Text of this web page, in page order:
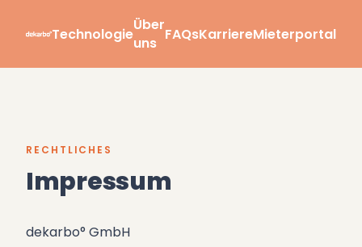
TechnologieÜber
uns FAQsKarriereMieterportal
RECHTLICHES
Impressum
dekarbo° GmbH